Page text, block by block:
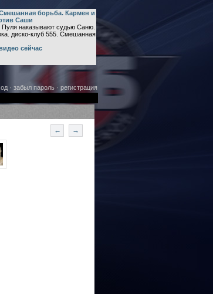
борьба. Кармен и
Саши
Пуля наказывают судью Саню.
диско-клуб 555. Смешанная
сейчас
· забыл пароль· регистрация
← →